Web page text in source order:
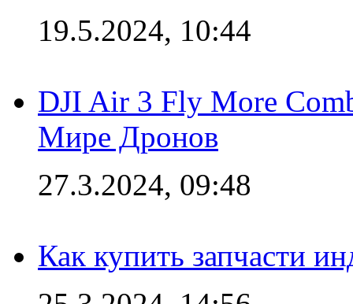
19.5.2024, 10:44
DJI Air 3 Fly More
Мире Дронов
27.3.2024, 09:48
Как купить запчасти